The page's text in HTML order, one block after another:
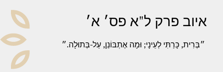
איוב פרק ל"א פס׳ א׳
״בְּרִית, כָּרַתִּי לְעֵינָי; וּמָה אֶתְבּוֹנֵן, עַל-בְּתוּלָה.״